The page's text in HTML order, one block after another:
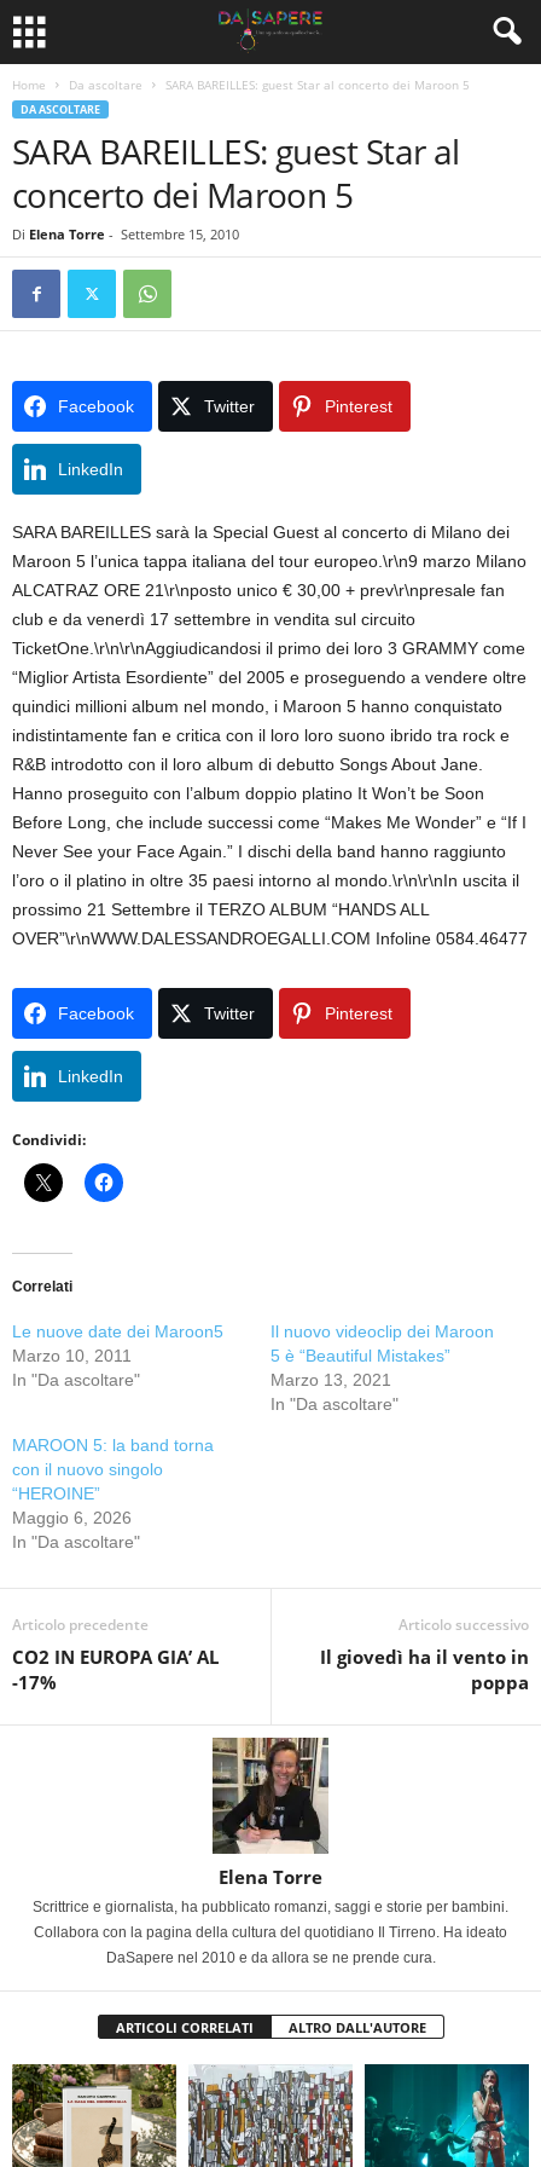
Home Da ascoltare SARA BAREILLES: guest Star al concerto dei Maroon 5
DA ASCOLTARE
SARA BAREILLES: guest Star al
concerto dei Maroon 5
Di Elena Torre - Settembre 15, 2010
Facebook Twitter Pinterest
LinkedIn
SARA BAREILLES sarà la Special Guest al concerto di Milano dei
Maroon 5 l’unica tappa italiana del tour europeo.\r\n9 marzo Milano
ALCATRAZ ORE 21\r\nposto unico € 30,00 + prev\r\npresale fan
club e da venerdì 17 settembre in vendita sul circuito
TicketOne.\r\n\r\nAggiudicandosi il primo dei loro 3 GRAMMY come
“Miglior Artista Esordiente” del 2005 e proseguendo a vendere oltre
quindici millioni album nel mondo, i Maroon 5 hanno conquistato
indistintamente fan e critica con il loro loro suono ibrido tra rock e
R&B introdotto con il loro album di debutto Songs About Jane.
Hanno proseguito con l’album doppio platino It Won’t be Soon
Before Long, che include successi come “Makes Me Wonder” e “If I
Never See your Face Again.” I dischi della band hanno raggiunto
l’oro o il platino in oltre 35 paesi intorno al mondo.\r\n\r\nIn uscita il
prossimo 21 Settembre il TERZO ALBUM “HANDS ALL
OVER”\r\nWWW.DALESSANDROEGALLI.COM Infoline 0584.46477
Facebook Twitter Pinterest
LinkedIn
Condividi:
Correlati
Le nuove date dei Maroon5
Marzo 10, 2011
In "Da ascoltare"
Il nuovo videoclip dei Maroon
5 è “Beautiful Mistakes”
Marzo 13, 2021
In "Da ascoltare"
MAROON 5: la band torna
con il nuovo singolo
“HEROINE”
Maggio 6, 2026
In "Da ascoltare"
Articolo precedente
CO2 IN EUROPA GIA’ AL
-17%
Articolo successivo
Il giovedì ha il vento in
poppa
Elena Torre
Scrittrice e giornalista, ha pubblicato romanzi, saggi e storie per bambini.
Collabora con la pagina della cultura del quotidiano Il Tirreno. Ha ideato
DaSapere nel 2010 e da allora se ne prende cura.
ARTICOLI CORRELATI ALTRO DALL'AUTORE